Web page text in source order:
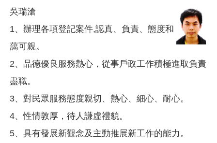
吳瑞滄
1、辦理各項登記案件,認真、負責、態度和
藹可親。
2、品德優良服務熱心，從事戶政工作積極進取負責
盡職。
3、對民眾服務態度親切、熱心、細心、耐心。
4、性情敦厚，待人謙虛禮貌。
5、具有發展新觀念及主動推展新工作的能力。